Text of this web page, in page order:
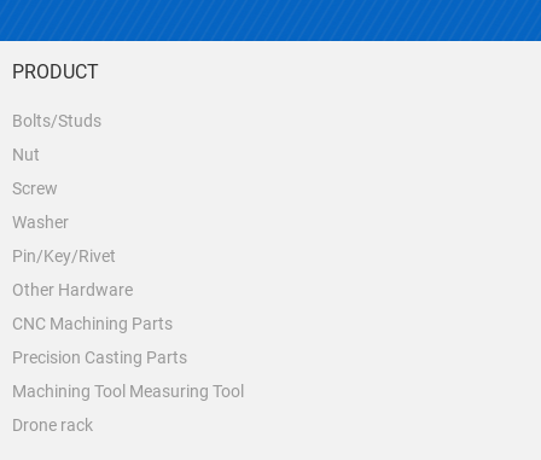
PRODUCT
Bolts/Studs
Nut
Screw
Washer
Pin/Key/Rivet
Other Hardware
CNC Machining Parts
Precision Casting Parts
Machining Tool Measuring Tool
Drone rack